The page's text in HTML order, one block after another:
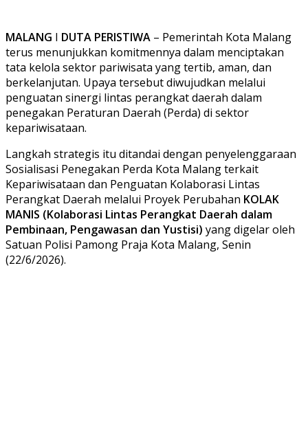
MALANG I DUTA PERISTIWA – Pemerintah Kota Malang
terus menunjukkan komitmennya dalam menciptakan
tata kelola sektor pariwisata yang tertib, aman, dan
berkelanjutan. Upaya tersebut diwujudkan melalui
penguatan sinergi lintas perangkat daerah dalam
penegakan Peraturan Daerah (Perda) di sektor
kepariwisataan.
Langkah strategis itu ditandai dengan penyelenggaraan
Sosialisasi Penegakan Perda Kota Malang terkait
Kepariwisataan dan Penguatan Kolaborasi Lintas
Perangkat Daerah melalui Proyek Perubahan KOLAK
MANIS (Kolaborasi Lintas Perangkat Daerah dalam
Pembinaan, Pengawasan dan Yustisi) yang digelar oleh
Satuan Polisi Pamong Praja Kota Malang, Senin
(22/6/2026).